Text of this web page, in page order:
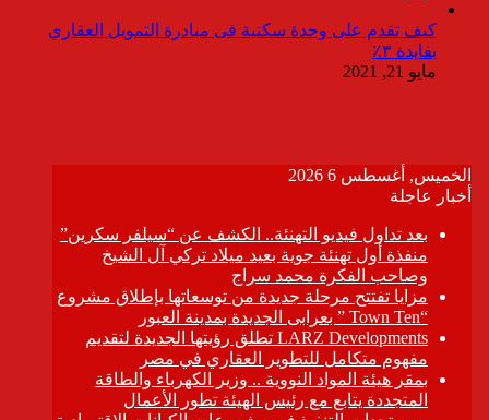
كيف تقدم على وحدة سكنية فى مبادرة التمويل العقاري
بفايدة ٣٪
مايو 21, 2021